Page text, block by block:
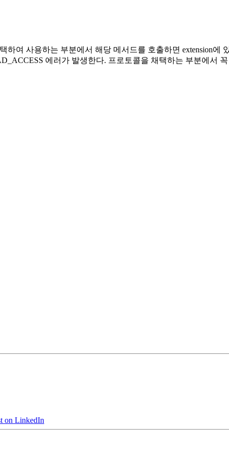
여 사용하는 부분에서 해당 메서드를 호출하면 extension에
에러가 발생한다. 프로토콜을 채택하는 부분에서
on LinkedIn